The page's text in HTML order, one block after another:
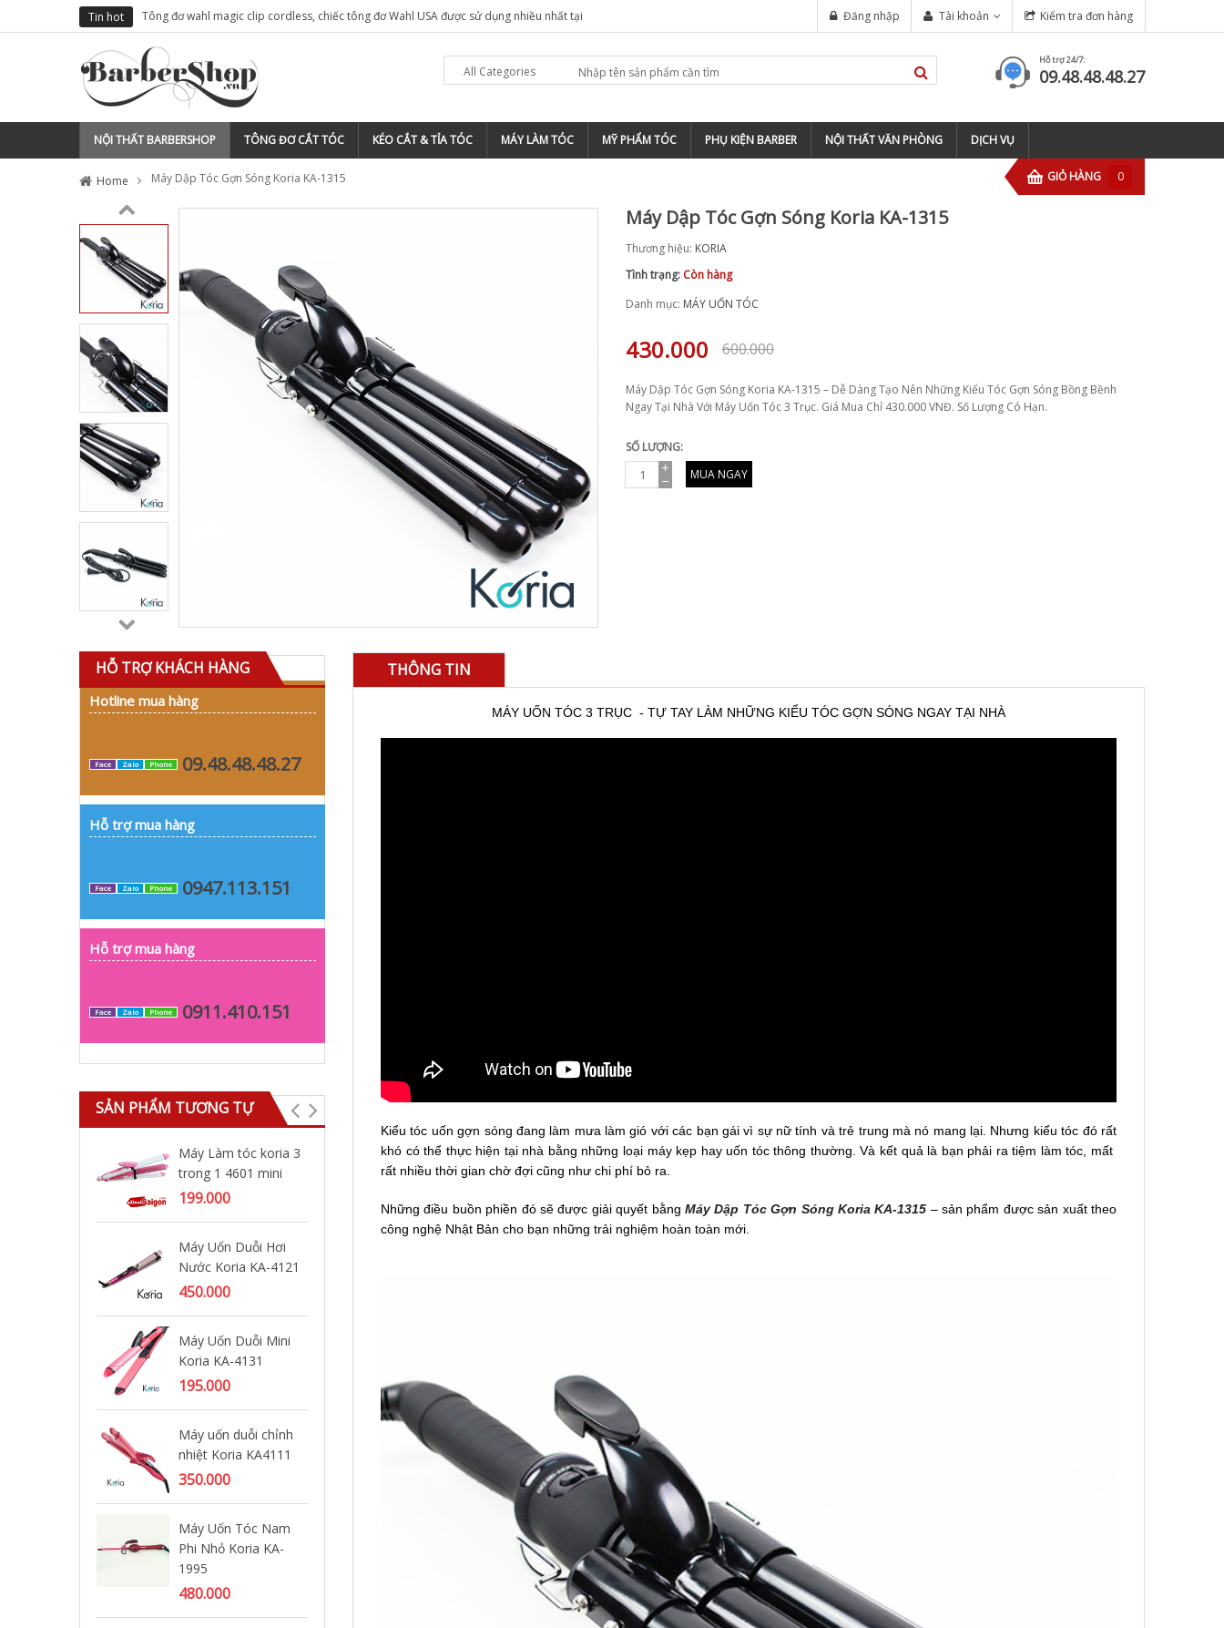
Tin hot
BẠN CÓ THỂ TÌM BẤT CỨ THỨ GÌ CHO TIỆM TÓC CỦA MÌNH TẠI SAO NÊN ĐĂNG KÝ THƯƠNG HIỆU CHO BARBERSHOP TIỆM TÓC ? TOP 5 ĐỊA CHỈ ĐÀO TẠO BARBER CHUYÊN NGHIỆP TẠI TP HỒ CHÍ MINH
Kiểm tra đơn hàng
Tài khoản
Đăng nhập
All Categories
Hỗ trợ 24/7:
09.48.48.48.27
NỘI THẤT BARBERSHOP TÔNG ĐƠ CẮT TÓC KÉO CẮT & TỈA TÓC MÁY LÀM TÓC MỸ PHẨM TÓC PHỤ KIỆN BARBER NỘI THẤT VĂN PHÒNG DỊCH VỤ
GIỎ HÀNG 0
Home Máy Dập Tóc Gợn Sóng Koria KA-1315
Máy Dập Tóc Gợn Sóng Koria KA-1315
Thương hiệu: KORIA
Tình trạng: Còn hàng
Danh mục: MÁY UỐN TÓC
600.000
430.000
Máy Dập Tóc Gợn Sóng Koria KA-1315 – Dễ Dàng Tạo Nên Những Kiểu Tóc Gợn Sóng Bồng Bềnh
Ngay Tại Nhà Với Máy Uốn Tóc 3 Trục. Giá Mua Chỉ 430.000 VNĐ. Số Lượng Có Hạn.
SỐ LƯỢNG:
MUA NGAY
HỖ TRỢ KHÁCH HÀNG
Hotline mua hàng
Face Zalo Phone 09.48.48.48.27
Hỗ trợ mua hàng
Face Zalo Phone 0947.113.151
Hỗ trợ mua hàng
Face Zalo Phone 0911.410.151
SẢN PHẨM TƯƠNG TỰ
Máy Làm tóc koria 3
trong 1 4601 mini
199.000
Máy Uốn Duỗi Hơi
Nước Koria KA-4121
450.000
Máy Uốn Duỗi Mini
Koria KA-4131
195.000
Máy uốn duỗi chỉnh
nhiệt Koria KA4111
350.000
Máy Uốn Tóc Nam
Phi Nhỏ Koria KA-
1995
480.000
Máy uốn lọn xoay 360
độ Koria KA-1133
199.000
Gậy Uốn Xoăn 360 Độ
Koria 1135
THÔNG TIN
MÁY UỐN TÓC 3 TRỤC - TỰ TAY LÀM NHỮNG KIỂU TÓC GỢN SÓNG NGAY TẠI NHÀ
Kiểu tóc uốn gợn sóng đang làm mưa làm gió với các bạn gái vì sự nữ tính và trẻ trung mà nó mang lại. Nhưng kiểu tóc đó rất
khó có thể thực hiện tại nhà bằng những loại máy kẹp hay uốn tóc thông thường. Và kết quả là bạn phải ra tiệm làm tóc, mất
rất nhiều thời gian chờ đợi cũng như chi phí bỏ ra.
Những điều buồn phiền đó sẽ được giải quyết bằng Máy Dập Tóc Gợn Sóng Koria KA-1315 – sản phẩm được sản xuất theo
công nghệ Nhật Bản cho bạn những trải nghiệm hoàn toàn mới.